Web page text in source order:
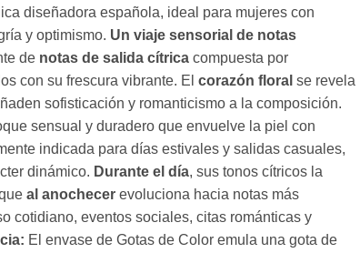
diseñadora española, ideal para mujeres con
y optimismo. Un viaje sensorial de notas
de notas de salida cítrica compuesta por
con su frescura vibrante. El corazón floral se revela
sofisticación y romanticismo a la composición.
sensual y duradero que envuelve la piel con
indicada para días estivales y salidas casuales,
dinámico. Durante el día, sus tonos cítricos la
al anochecer evoluciona hacia notas más
cotidiano, eventos sociales, citas románticas y
El envase de Gotas de Color emula una gota de